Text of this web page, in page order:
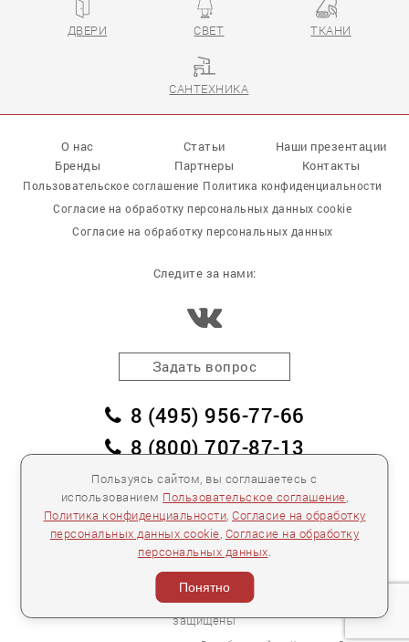
Пользуясь сайтом, вы соглашаетесь с
использованием Пользовательское соглашение
Политика конфиденциальности Согласие на обработку
персональных данных cookie Согласие на обработку
персональных данных
Понятно
ДВЕРИ СВЕТ ТКАНИ
САНТЕХНИКА
О нас Статьи
Наши презентации
Бренды
Партнеры Контакты
Пользовательское соглашение Политика конфиденциальности
Согласие на обработку персональных данных cookie
Согласие на обработку персональных данных
Следите за нами:
Задать вопрос
8 (495) 956-77-66
8 (800) 707-87-13
заказать обратный звонок
пл. Победы, дом 2, корпус 2
Для спецификаций и предложений:info@mebelclub.ru
Выставленные на данном сайте предложения
публичной офертой не являются.
Количество товара ограничено.
2026 «Интерьерный салон №1» Все права
защищены